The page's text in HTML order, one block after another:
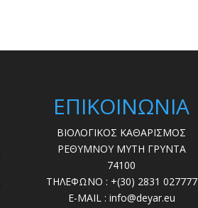
ΕΠΙΚΟΙΝΩΝΙΑ
ΒΙΟΛΟΓΙΚΟΣ ΚΑΘΑΡΙΣΜΟΣ
ΡΕΘΥΜΝΟΥ ΜΥΤΗ ΓΡΥΝΤΑ
74100
ΤΗΛΕΦΩΝΟ : +(30) 2831 027777
E-MAIL : info@deyar.eu